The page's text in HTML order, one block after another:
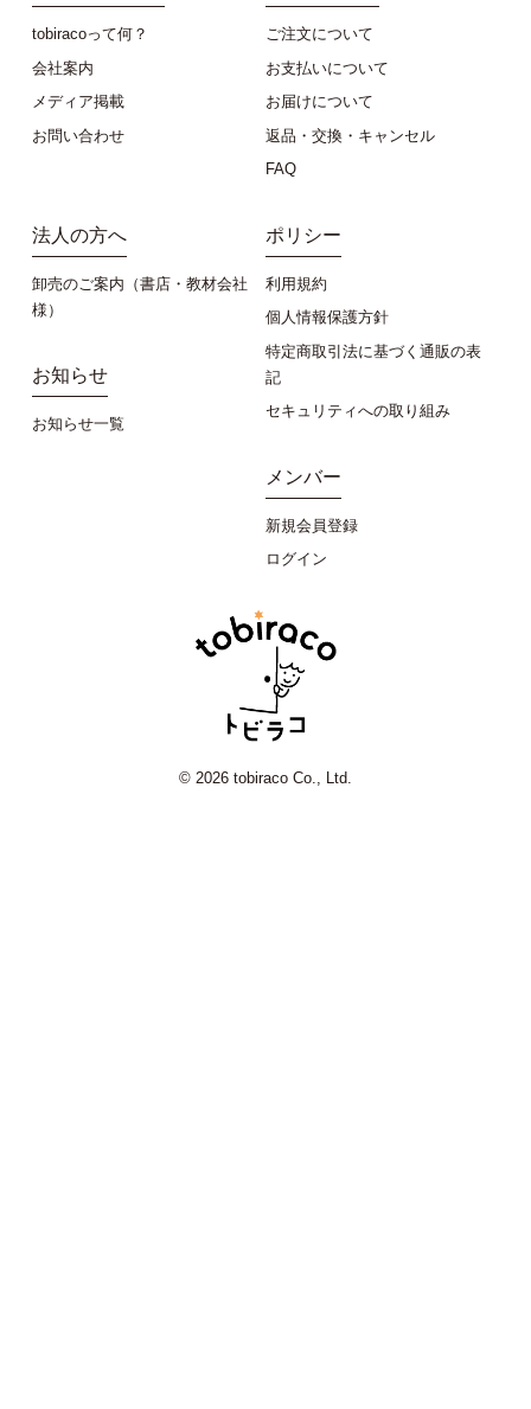
tobiracoって何？
会社案内
メディア掲載
お問い合わせ
ご注文について
お支払いについて
お届けについて
返品・交換・キャンセル
FAQ
法人の方へ
卸売のご案内（書店・教材会社
様）
お知らせ
お知らせ一覧
ポリシー
利用規約
個人情報保護方針
特定商取引法に基づく通販の表
記
セキュリティへの取り組み
メンバー
新規会員登録
ログイン
© 2026 tobiraco Co., Ltd.